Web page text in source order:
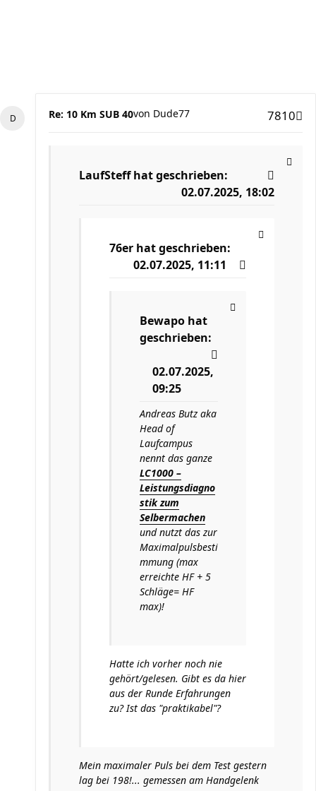
Re: 10 Km SUB 40 7810
von Dude77
LaufSteffhat geschrieben:
02.07.2025, 18:02
76er hat geschrieben:
02.07.2025, 11:11
Bewapo hat
geschrieben:
02.07.2025,
09:25
Andreas Butz aka
Head of
Laufcampus
nennt das ganze
LC1000 –
Leistungsdiagno
stik zum
Selbermachen
und nutzt das zur
Maximalpulsbesti
mmung (max
erreichte HF + 5
Schläge= HF
max)!
Hatte ich vorher noch nie
gehört/gelesen. Gibt es da hier
aus der Runde Erfahrungen
zu? Ist das "praktikabel"?
Mein maximaler Puls bei dem Test gestern
lag bei 198!... gemessen am Handgelenk